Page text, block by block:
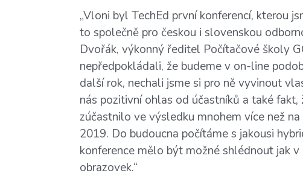
„Vloni byl TechEd první konferencí, kterou
to společně pro českou i slovenskou
Dvořák, výkonný ředitel Počítačové školy
nepředpokládali, že budeme v on-line
další rok, nechali jsme si pro ně vyvinout
nás pozitivní ohlas od účastníků a také fakt,
zúčastnilo ve výsledku mnohem více než
2019. Do budoucna počítáme s jakousi
konference mělo být možné shlédnout jak
obrazovek.“